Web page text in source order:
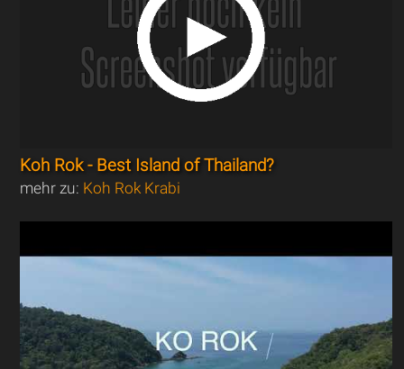
Koh Rok - Best Island of Thailand?
mehr zu: Koh Rok Krabi